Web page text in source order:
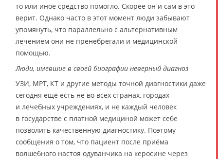
то или иное средство помогло. Скорее он и сам в это
верит. Однако часто в этот момент люди забывают
упомянуть, что параллельно с альтернативным
лечением они не пренебрегали и медицинской
помощью.
Люди, имевшие в своей биографии неверный диагноз
УЗИ, МРТ, КТ и другие методы точной диагностики даже
сегодня ещё есть не во всех странах, городах
и лечебных учреждениях, и не каждый человек
в государстве с платной медициной может себе
позволить качественную диагностику. Поэтому
сообщения о том, что пациент после приёма
волшебного настоя одуванчика на керосине через